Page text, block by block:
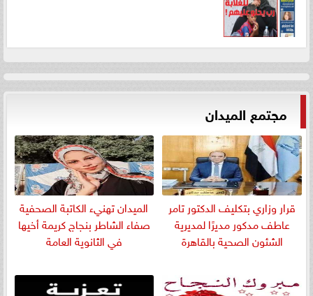
مجتمع الميدان
قرار وزاري بتكليف الدكتور تامر
عاطف مدكور مديرًا لمديرية
الشئون الصحية بالقاهرة
الميدان تهنيء الكاتبة الصحفية
صفاء الشاطر بنجاج كريمة أخيها
في الثانوية العامة